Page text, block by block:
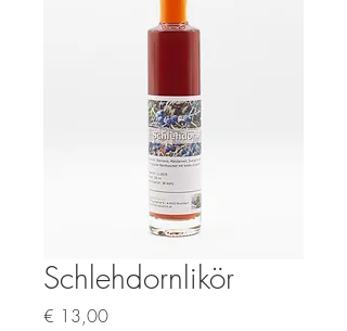
Schlehdornlikör
€ 13,00Preis